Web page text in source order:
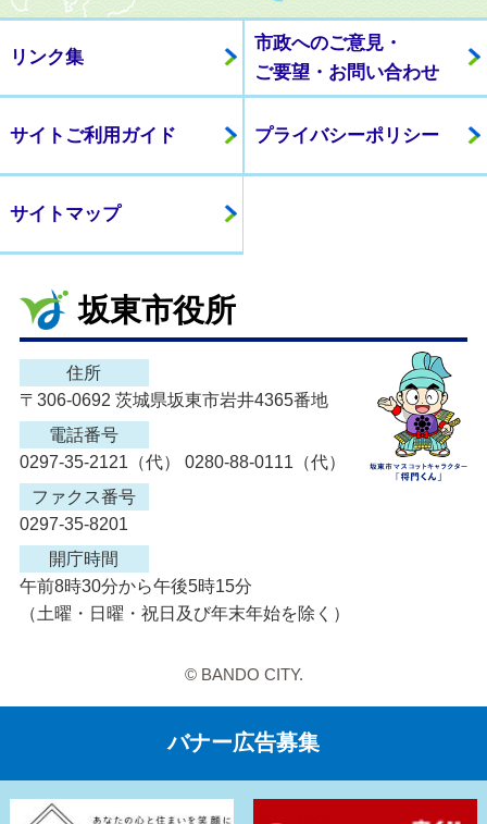
リンク集
市政へのご意見・
ご要望・お問い合わせ
サイトご利用ガイド プライバシーポリシー
サイトマップ
坂東市役所
住所
〒306-0692 茨城県坂東市岩井4365番地
電話番号
0297-35-2121（代） 0280-88-0111（代）
ファクス番号
0297-35-8201
開庁時間
午前8時30分から午後5時15分
（土曜・日曜・祝日及び年末年始を除く）
© BANDO CITY.
バナー広告募集